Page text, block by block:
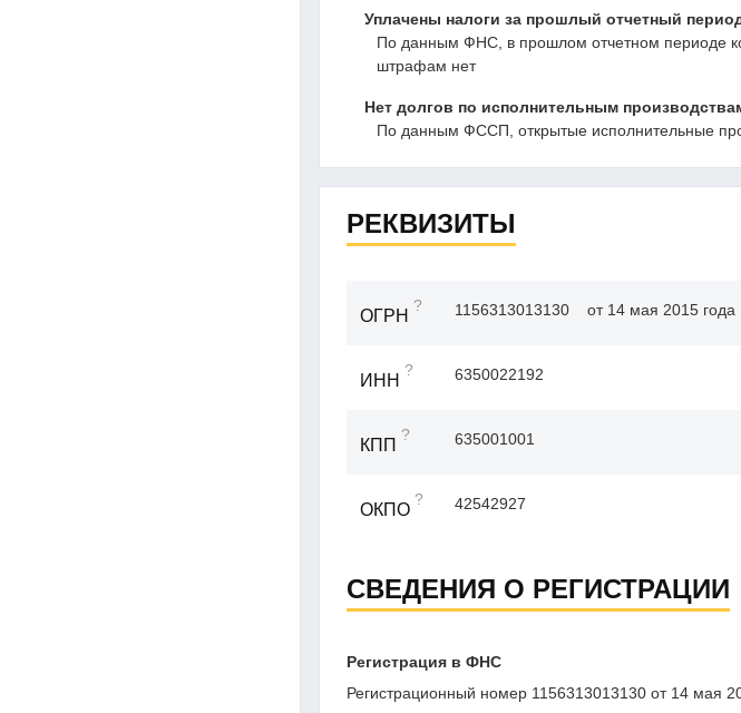
Уплачены налоги за прошлый отчетный
По данным ФНС, в прошлом отчетном периоде
штрафам нет
Нет долгов по исполнительным
По данным ФССП, открытые исполнительные
РЕКВИЗИТЫ
ОГРН
? 1156313013130 от 14 мая 2015 года
ИНН
? 6350022192
КПП
? 635001001
ОКПО
? 42542927
СВЕДЕНИЯ О РЕГИСТРАЦИИ
Регистрация в ФНС
Регистрационный номер 1156313013130 от 14 мая